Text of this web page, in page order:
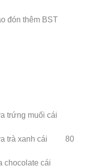
đón thêm BST
trứng muối cái
trà xanh cái 80
chocolate cái